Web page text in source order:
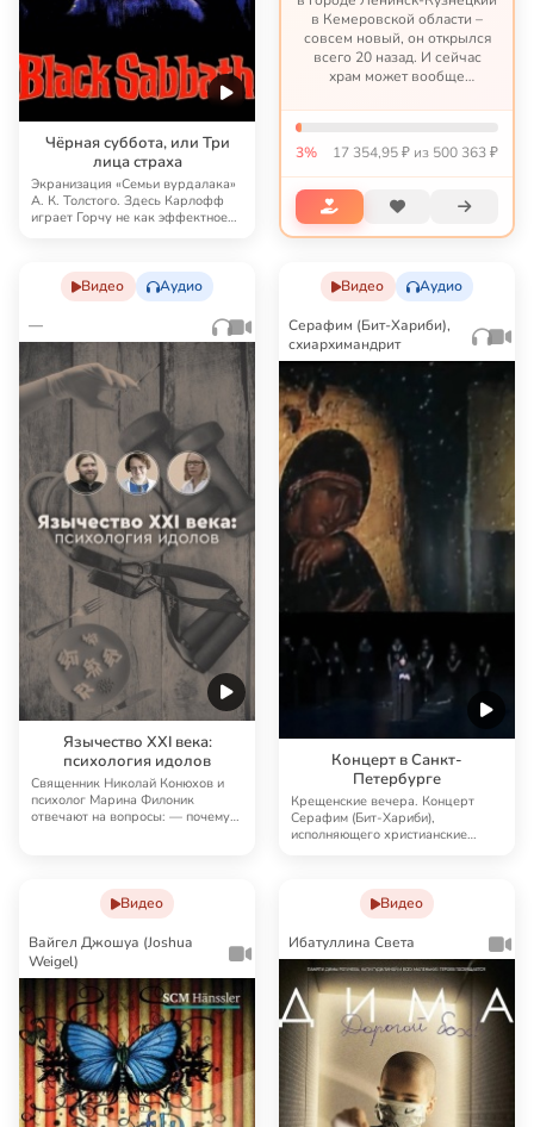
Чёрная суббота, или Три
лица страха
Экранизация «Семьи вурдалака»
А. К. Толстого. Здесь Карлофф
играет Горчу не как эффектное
в Кемеровской области –
совсем новый, он открылся
всего 20 назад. И сейчас
храм может вообще
Сибирь, и там зимой очень
котельная и её не на что...
3% 17 354,95 ₽ из 500 363 ₽
Видео Аудио
—
Язычество XXI века:
психология идолов
Священник Николай Конюхов и
психолог Марина Филоник
отвечают на вопросы: — почему
Видео Аудио
Серафим (Бит-Хариби),
схиархимандрит
Концерт в Санкт-
Петербурге
Крещенские вечера. Концерт
Серафим (Бит-Хариби),
исполняющего христианские
Видео
Вайгел Джошуа (Joshua
Weigel)
Видео
Ибатуллина Света